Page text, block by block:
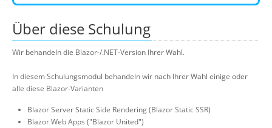
Über diese Schulung
Wir behandeln die Blazor-/.NET-Version Ihrer Wahl.
In diesem Schulungsmodul behandeln wir nach Ihrer Wahl einige oder
alle diese Blazor-Varianten
Blazor Server Static Side Rendering (Blazor Static SSR)
Blazor Web Apps ("Blazor United")